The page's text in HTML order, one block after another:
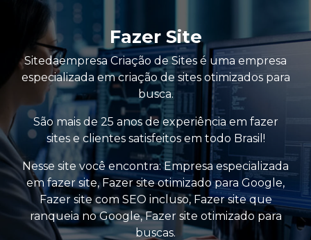
Fazer Site
Sitedaempresa Criação de Sites é uma empresa
especializada em criação de sites otimizados para
busca.
São mais de 25 anos de experiência em fazer
sites e clientes satisfeitos em todo Brasil!
Nesse site você encontra:Empresa especializada
em fazer site,Fazer site otimizado para Google,
Fazer site com SEO incluso, Fazer site que
ranqueia no Google,Fazer site otimizado para
buscas.